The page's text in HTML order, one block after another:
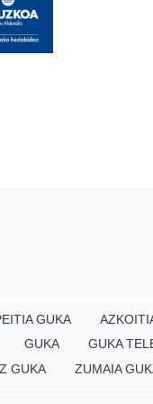
GUKA
GUKA GUKA
GUKA ZUMAIA